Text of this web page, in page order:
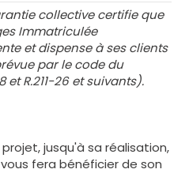
collective certifie que
Immatriculée
et dispense à ses clients
par le code du
et R.211-26 et suivants).
jusqu'à sa réalisation,
fera bénéficier de son